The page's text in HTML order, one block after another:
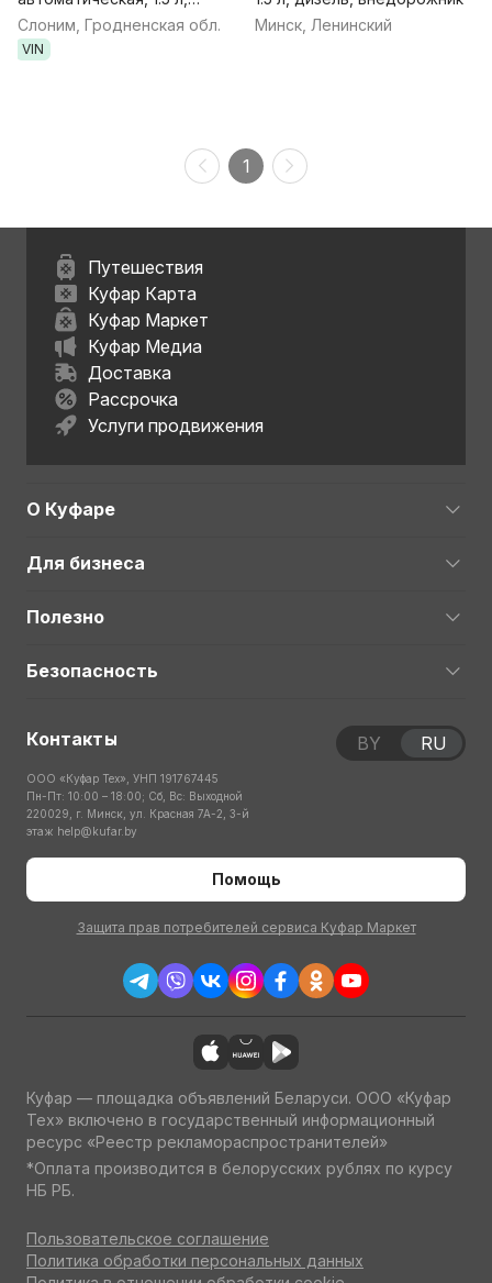
дизель, минивэн
Слоним, Гродненская обл.
VIN
Минск, Ленинский
1
Путешествия
Куфар Карта
Куфар Маркет
Куфар Медиа
Доставка
Рассрочка
Услуги продвижения
О Куфаре
Для бизнеса
Полезно
Безопасность
Контакты
ООО «Куфар Тех», УНП 191767445
Пн-Пт: 10:00 – 18:00; Сб, Вс: Выходной
220029, г. Минск, ул. Красная 7А-2, 3-й
этаж help@kufar.by
Помощь
Защита прав потребителей сервиса Куфар Маркет
BY RU
Куфар — площадка объявлений Беларуси. ООО «Куфар
Тех» включено в государственный информационный
ресурс «Реестр рекламораспространителей»
*Оплата производится в белорусских рублях по курсу
НБ РБ.
Пользовательское соглашение
Политика обработки персональных данных